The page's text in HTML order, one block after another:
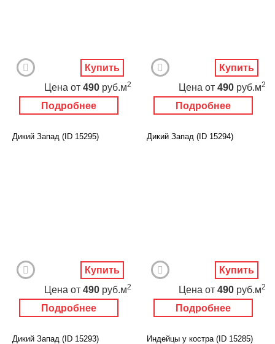
Подробнее
Цена от 490 руб.м2
Купить
Подробнее
Цена от 490 руб.м2
Купить
Дикий Запад (ID 15295)
Подробнее
Цена от 490 руб.м2
Купить
Дикий Запад (ID 15294)
Подробнее
Цена от 490 руб.м2
Купить
Дикий Запад (ID 15293) Индейцы у костра (ID 15285)